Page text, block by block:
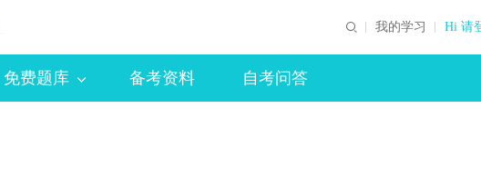
我的学习 Hi 请
免费题库 备考资料 自考问答